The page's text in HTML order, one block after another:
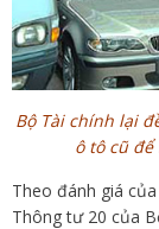
Bộ Tài chính lại
ô tô cũ
Theo đánh giá
Thông tư 20 của